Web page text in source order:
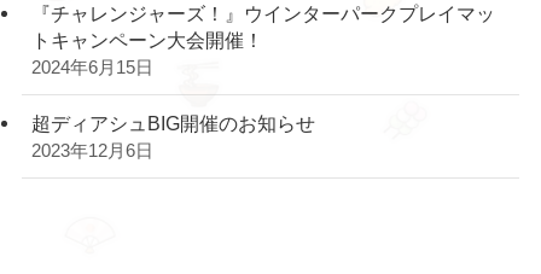
『チャレンジャーズ！』ウインターパークプレイマッ
トキャンペーン大会開催！
2024年6月15日
超ディアシュBIG開催のお知らせ
2023年12月6日